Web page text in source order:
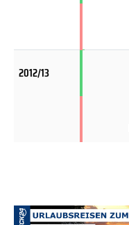
2012/13